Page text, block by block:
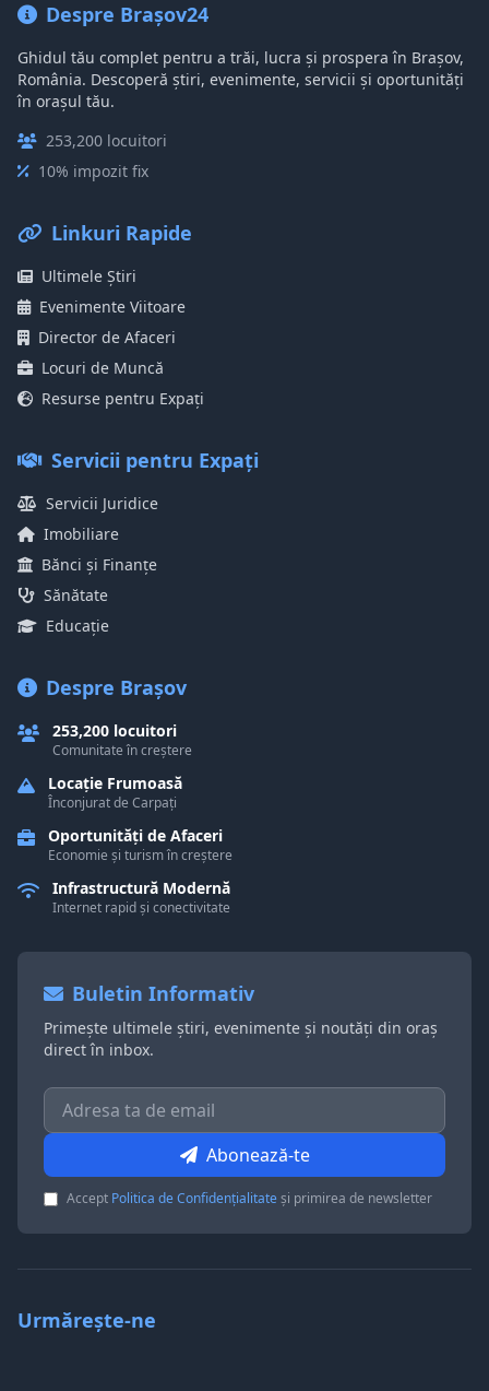
Despre Brașov24
Ghidul tău complet pentru a trăi, lucra și prospera în Brașov,
România. Descoperă știri, evenimente, servicii și oportunități
în orașul tău.
253,200 locuitori
10% impozit fix
Linkuri Rapide
Ultimele Știri
Evenimente Viitoare
Director de Afaceri
Locuri de Muncă
Resurse pentru Expați
Servicii pentru Expați
Servicii Juridice
Imobiliare
Bănci și Finanțe
Sănătate
Educație
Despre Brașov
253,200 locuitori
Comunitate în creștere
Locație Frumoasă
Înconjurat de Carpați
Oportunități de Afaceri
Economie și turism în creștere
Infrastructură Modernă
Internet rapid și conectivitate
Buletin Informativ
Primește ultimele știri, evenimente și noutăți din oraș
direct în inbox.
Abonează-te
Accept Politica de Confidențialitateși primirea de newsletter
Urmărește-ne